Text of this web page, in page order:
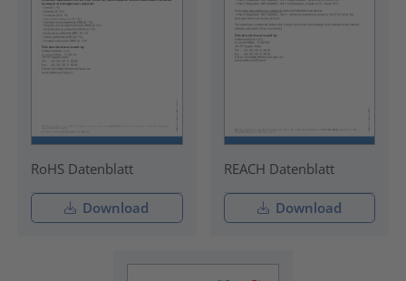
RoHS Datenblatt
Download
REACH Datenblatt
Download